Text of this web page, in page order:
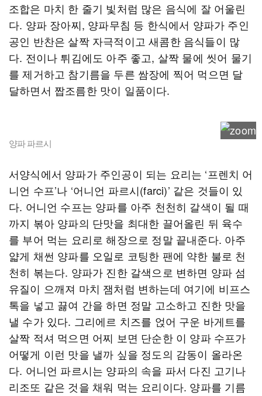
조합은 마치 한 줄기 빛처럼 많은 음식에 잘 어울린
다. 양파 장아찌, 양파무침 등 한식에서 양파가 주인
공인 반찬은 살짝 자극적이고 새콤한 음식들이 많
다. 전이나 튀김에도 아주 좋고, 살짝 물에 씻어 물기
를 제거하고 참기름을 두른 쌈장에 찍어 먹으면 달
달하면서 짭조름한 맛이 일품이다.
양파 파르시
서양식에서 양파가 주인공이 되는 요리는 ‘프렌치 어
니언 수프’나 ‘어니언 파르시(farci)’ 같은 것들이 있
다. 어니언 수프는 양파를 아주 천천히 갈색이 될 때
까지 볶아 양파의 단맛을 최대한 끌어올린 뒤 육수
를 부어 먹는 요리로 해장으로 정말 끝내준다. 아주
얇게 채썬 양파를 오일로 코팅한 팬에 약한 불로 천
천히 볶는다. 양파가 진한 갈색으로 변하면 양파 섬
유질이 으깨져 마치 잼처럼 변하는데 여기에 비프스
톡을 넣고 끓여 간을 하면 정말 고소하고 진한 맛을
낼 수가 있다. 그리에르 치즈를 얹어 구운 바게트를
살짝 적셔 먹으면 어찌 보면 단순한 이 양파 수프가
어떻게 이런 맛을 낼까 싶을 정도의 감동이 올라온
다. 어니언 파르시는 양파의 속을 파서 다진 고기나
리조또 같은 것을 채워 먹는 요리이다. 양파를 기름